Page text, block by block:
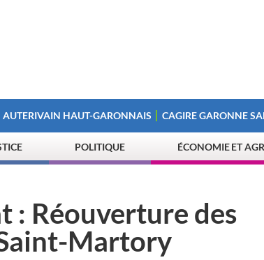
AUTERIVAIN HAUT-GARONNAIS CAGIRE GARONNE
POLITIQUE ÉCONOMIE ET
: Réouverture des
Martory